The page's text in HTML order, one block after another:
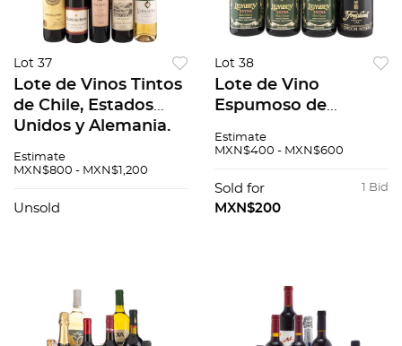
Lot 37
Lote de Vinos Tintos
de Chile, Estados
Unidos y Alemania.
presentaciones de
piezas: 11.
Estimate
MXN$800 - MXN$1,200
Unsold
Lot 38
Lote de Vino
Espumoso de
Freixenet. Lembey.
de 750 ml. Total de
piezas: 4.
Estimate
MXN$400 - MXN$600
1 Bid
Sold for
MXN$200